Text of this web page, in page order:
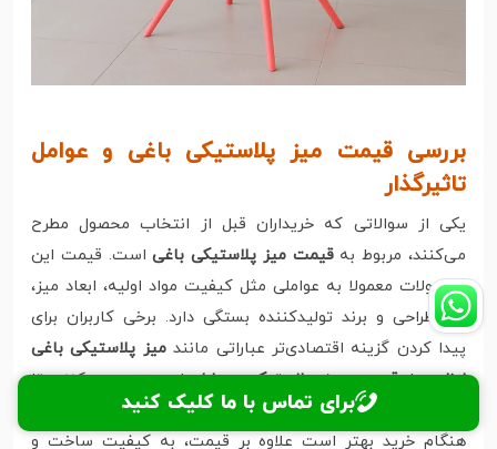
بررسی قیمت میز پلاستیکی باغی و عوامل
تاثیرگذار
یکی از سوالاتی که خریداران قبل از انتخاب محصول مطرح
می‌کنند، مربوط بهقیمت میز پلاستیکی باغیاست. قیمت این
محصولات معمولا به عواملی مثل کیفیت مواد اولیه، ابعاد میز،
نوع طراحی و برند تولیدکننده بستگی دارد. برخی کاربران برای
پیدا کردن گزینه اقتصادی‌تر عباراتی مانندمیز پلاستیکی باغی
ارزانیاقیمت میز پلاستیکی حیاطرا جستجو می‌کنند تا
بتوانند مدلی متناسب با بودجه خود انتخاب کنند. با این حال،
هنگام خرید بهتر است علاوه بر قیمت، به کیفیت ساخت و
برای تماس با ما کلیک کنید